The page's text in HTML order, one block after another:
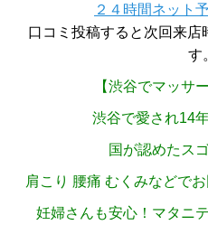
２４時間ネット
口コミ投稿すると次回来店
す
【渋谷でマッサ
渋谷で愛され
国が認めたス
肩こり 腰痛 むくみなどで
妊婦さんも安心！マタニ